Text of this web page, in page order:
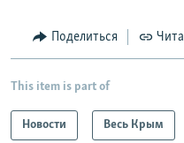
Поделиться
This item is part of
Новости Весь Крым